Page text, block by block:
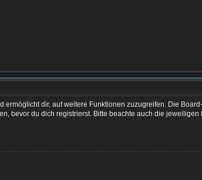
dir, auf weitere Funktionen zuzugreifen. Die
bevor du dich registrierst. Bitte beachte auch die